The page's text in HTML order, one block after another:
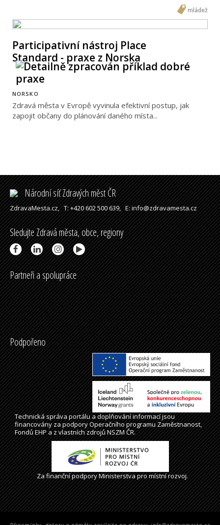
mládež
Participativní nástroj Place
Standard - praxe z Norska
NORSKO
Zdravá města v Evropě vyvinula efektivní postup, jak
zapojit občany do plánování daného místa...
Národní síť Zdravých měst ČR
ZdravaMesta.cz,T: +420 602 500 639,E: info@zdravamesta.cz
Sledujte Zdravá města, obce, regiony
Partneři a spolupráce
Podpořeno
Technická správaportálua doplňování informací jsou
financovány za podpory Operačního programu Zaměstnanost,
Fondů EHP a z vlastních zdrojů NSZM ČR.
Za finanční podpory Ministerstva pro místní rozvoj.